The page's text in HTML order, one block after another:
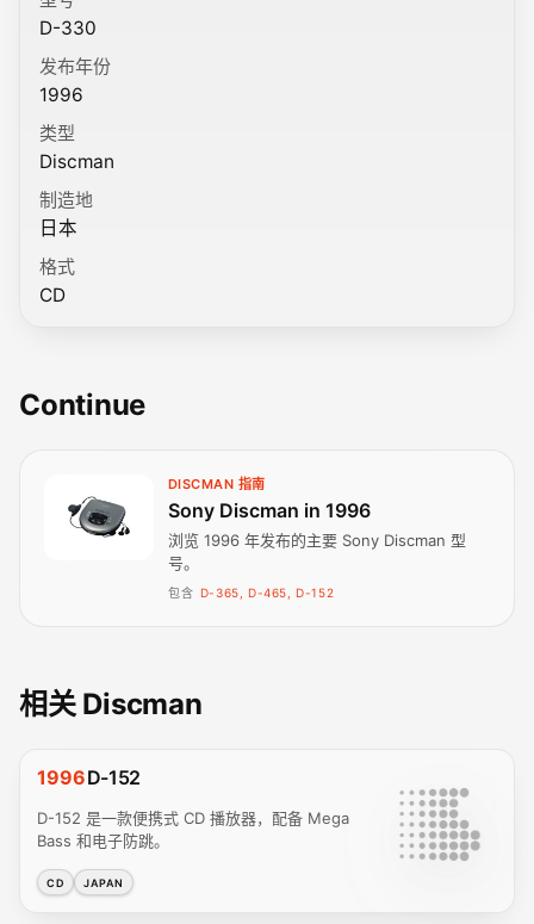
D-330
发布年份
1996
类型
Discman
制造地
日本
格式
CD
Continue
DISCMAN 指南
Sony Discman in 1996
浏览 1996 年发布的主要 Sony Discman 型
号。
包含 D-365, D-465, D-152
相关 Discman
1996D-152
D-152 是一款便携式 CD 播放器，配备 Mega
Bass 和电子防跳。
CD JAPAN